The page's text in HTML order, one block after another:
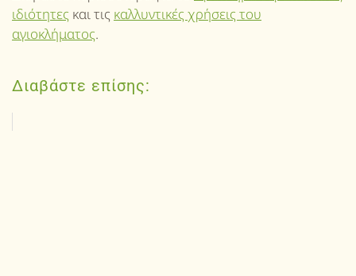
ιδιότητες και τις καλλυντικές χρήσεις του
αγιοκλήματος.
Διαβάστε επίσης: